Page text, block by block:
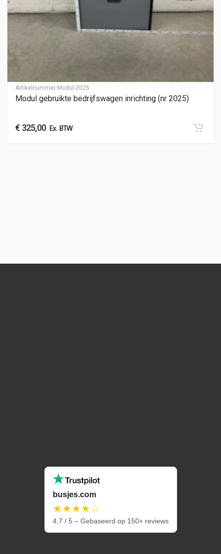
Artikelnummer Modul-2025
Modul gebruikte bedrijfswagen inrichting (nr 2025)
€ 325,00Ex. BTW
busjes.com
★★★★☆
4,7 / 5 – Gebaseerd op 150+ reviews